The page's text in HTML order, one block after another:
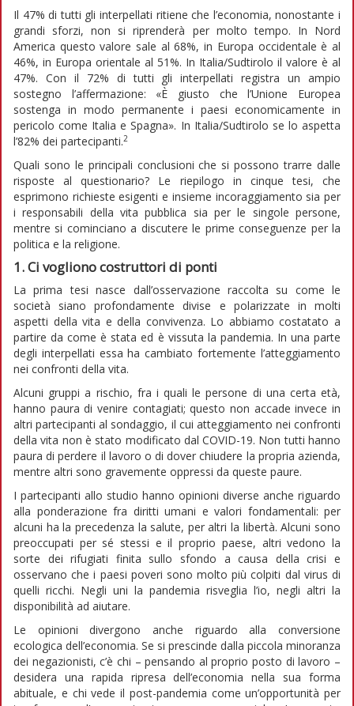
Il 47% di tutti gli interpellati ritiene che l’economia, nonostante i
grandi sforzi, non si riprenderà per molto tempo. In Nord
America questo valore sale al 68%, in Europa occidentale è al
46%, in Europa orientale al 51%. In Italia/Sudtirolo il valore è al
47%. Con il 72% di tutti gli interpellati registra un ampio
sostegno l’affermazione: «È giusto che l’Unione Europea
sostenga in modo permanente i paesi economicamente in
pericolo come Italia e Spagna». In Italia/Sudtirolo se lo aspetta
l’82% dei partecipanti.2
Quali sono le principali conclusioni che si possono trarre dalle
risposte al questionario? Le riepilogo in cinque tesi, che
esprimono richieste esigenti e insieme incoraggiamento sia per
i responsabili della vita pubblica sia per le singole persone,
mentre si cominciano a discutere le prime conseguenze per la
politica e la religione.
1. Ci vogliono costruttori di ponti
La prima tesi nasce dall’osservazione raccolta su come le
società siano profondamente divise e polarizzate in molti
aspetti della vita e della convivenza. Lo abbiamo costatato a
partire da come è stata ed è vissuta la pandemia. In una parte
degli interpellati essa ha cambiato fortemente l’atteggiamento
nei confronti della vita.
Alcuni gruppi a rischio, fra i quali le persone di una certa età,
hanno paura di venire contagiati; questo non accade invece in
altri partecipanti al sondaggio, il cui atteggiamento nei confronti
della vita non è stato modificato dal COVID-19. Non tutti hanno
paura di perdere il lavoro o di dover chiudere la propria azienda,
mentre altri sono gravemente oppressi da queste paure.
I partecipanti allo studio hanno opinioni diverse anche riguardo
alla ponderazione fra diritti umani e valori fondamentali: per
alcuni ha la precedenza la salute, per altri la libertà. Alcuni sono
preoccupati per sé stessi e il proprio paese, altri vedono la
sorte dei rifugiati finita sullo sfondo a causa della crisi e
osservano che i paesi poveri sono molto più colpiti dal virus di
quelli ricchi. Negli uni la pandemia risveglia l’io, negli altri la
disponibilità ad aiutare.
Le opinioni divergono anche riguardo alla conversione
ecologica dell’economia. Se si prescinde dalla piccola minoranza
dei negazionisti, c’è chi – pensando al proprio posto di lavoro –
desidera una rapida ripresa dell’economia nella sua forma
abituale, e chi vede il post-pandemia come un’opportunità per